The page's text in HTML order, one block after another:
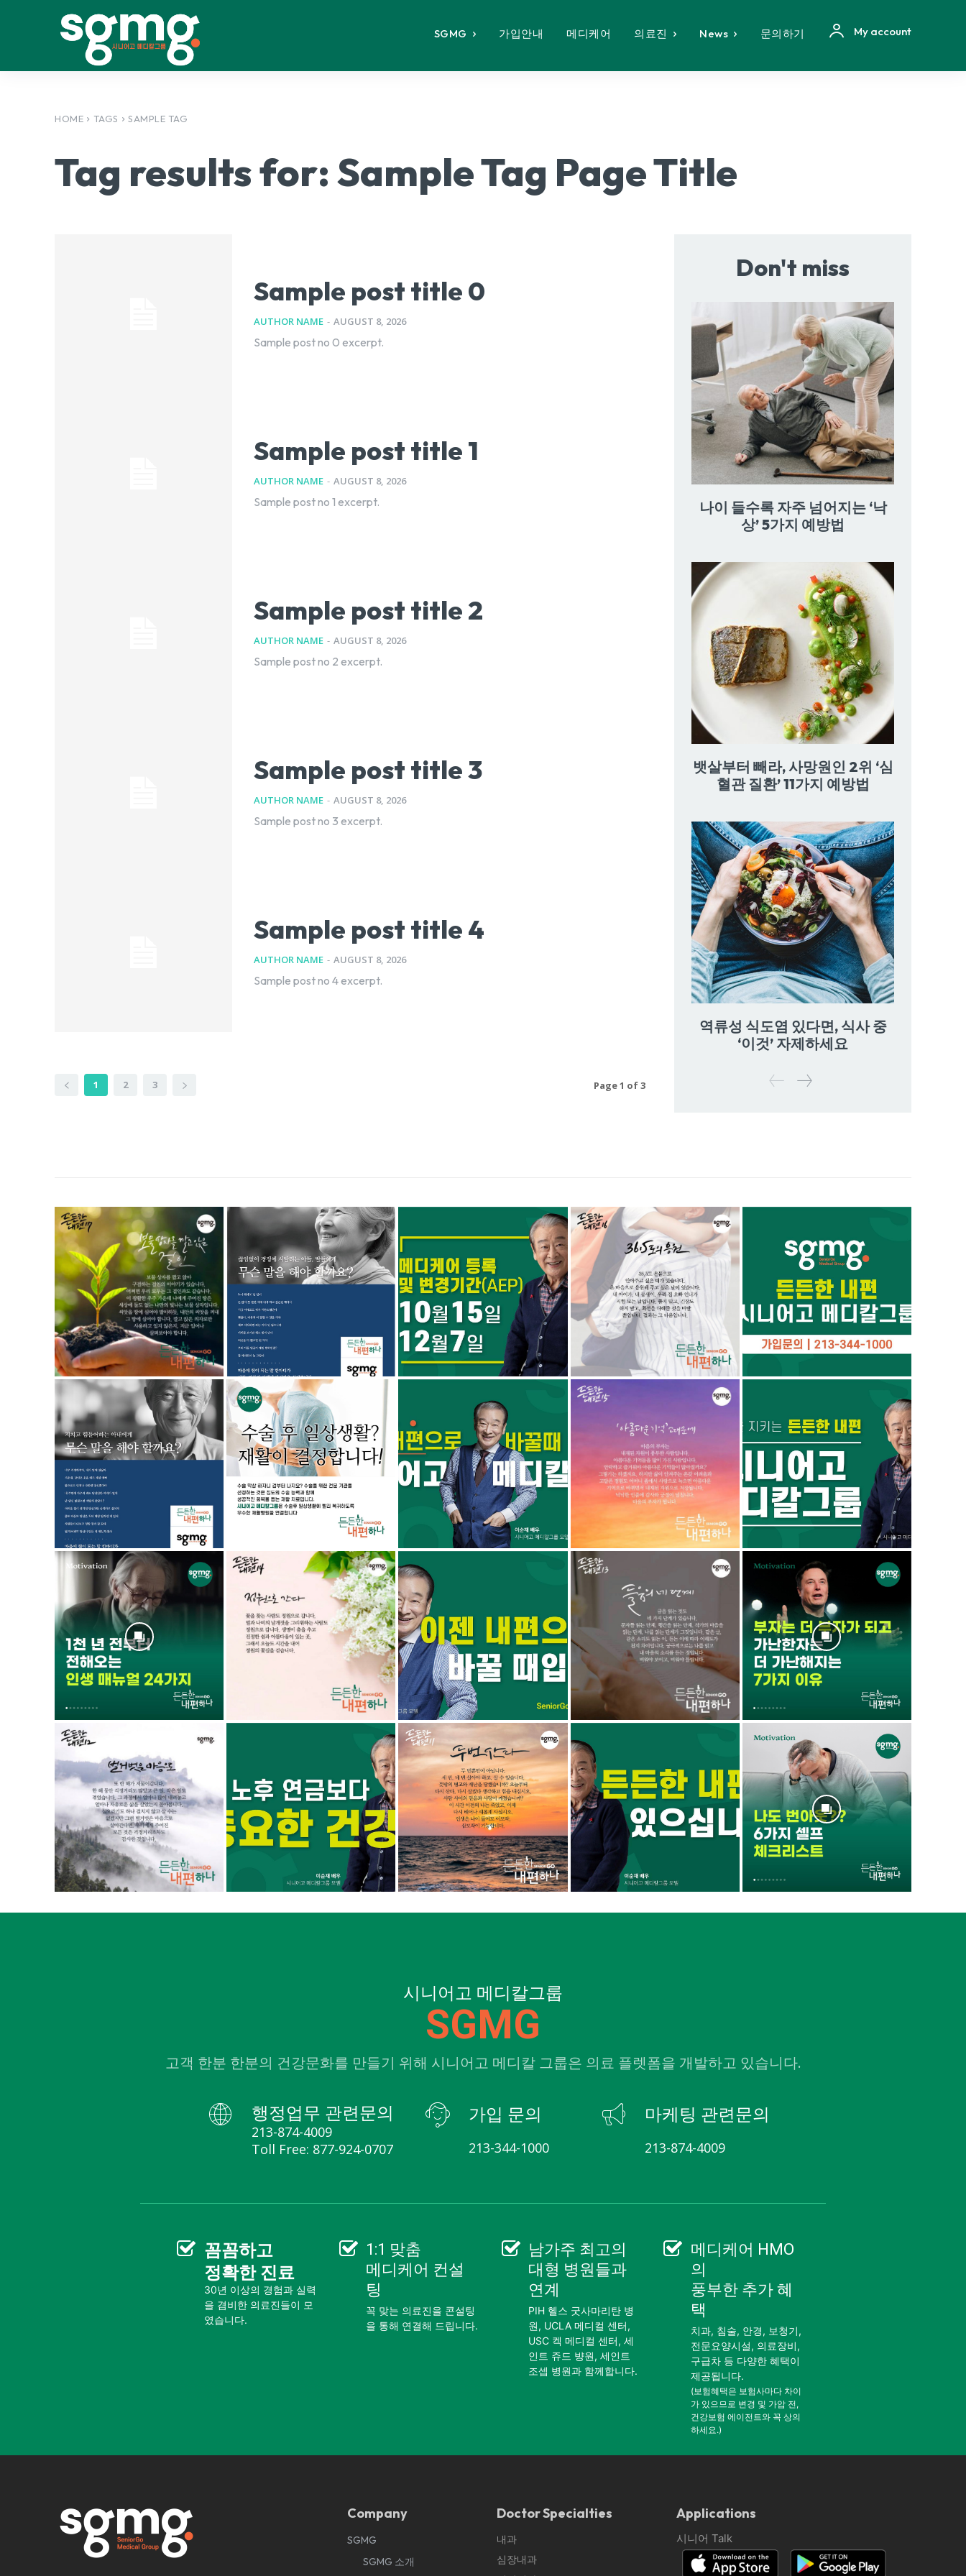
SGMG 가입안내 메디케어 의료진 News 문의하기 My account
HOME TAGS SAMPLE TAG
Tag results for:Sample Tag Page Title
Sample post title 0
AUTHOR NAME - AUGUST 8, 2026
Sample post no 0 excerpt.
Sample post title 1
AUTHOR NAME - AUGUST 8, 2026
Sample post no 1 excerpt.
Sample post title 2
AUTHOR NAME - AUGUST 8, 2026
Sample post no 2 excerpt.
Sample post title 3
AUTHOR NAME - AUGUST 8, 2026
Sample post no 3 excerpt.
Sample post title 4
AUTHOR NAME - AUGUST 8, 2026
Sample post no 4 excerpt.
1 2 3 Page 1 of 3
Don't miss
나이 들수록 자주 넘어지는 ‘낙
상’ 5가지 예방법
뱃살부터 빼라, 사망원인 2위 ‘심
혈관 질환’ 11가지 예방법
역류성 식도염 있다면, 식사 중
‘이것’ 자제하세요
시니어고 메디칼그룹
SGMG
고객 한분 한분의 건강문화를 만들기 위해 시니어고 메디칼 그룹은 의료 플렛폼을 개발하고 있습니다.
행정업무 관련문의
213-874-4009
Toll Free: 877-924-0707
가입 문의
213-344-1000
마케팅 관련문의
213-874-4009
꼼꼼하고
정확한 진료
30년 이상의 경험과 실력
을 겸비한 의료진들이 모
였습니다.
1:1 맞춤
메디케어 컨설
팅
꼭 맞는 의료진을 콘설팅
을 통해 연결해 드립니다.
남가주 최고의
대형 병원들과
연계
PIH 헬스 굿사마리탄 병
원, UCLA 메디컬 센터,
USC 켁 메디컬 센터, 세
인트 쥬드 뱡원, 세인트
조셉 병원과 함께합니다.
메디케어 HMO
의
풍부한 추가 혜
택
치과, 침술, 안경, 보청기,
전문요양시설, 의료장비,
구급차 등 다양한 혜택이
제공됩니다.
(보험혜택은 보험사마다 차이
가 있으므로 변경 및 가압 전,
건강보험 에이전트와 꼭 상의
하세요.)
Company
SGMG
SGMG 소개
Doctor Specialties
내과
심장내과
Applications
시니어 Talk